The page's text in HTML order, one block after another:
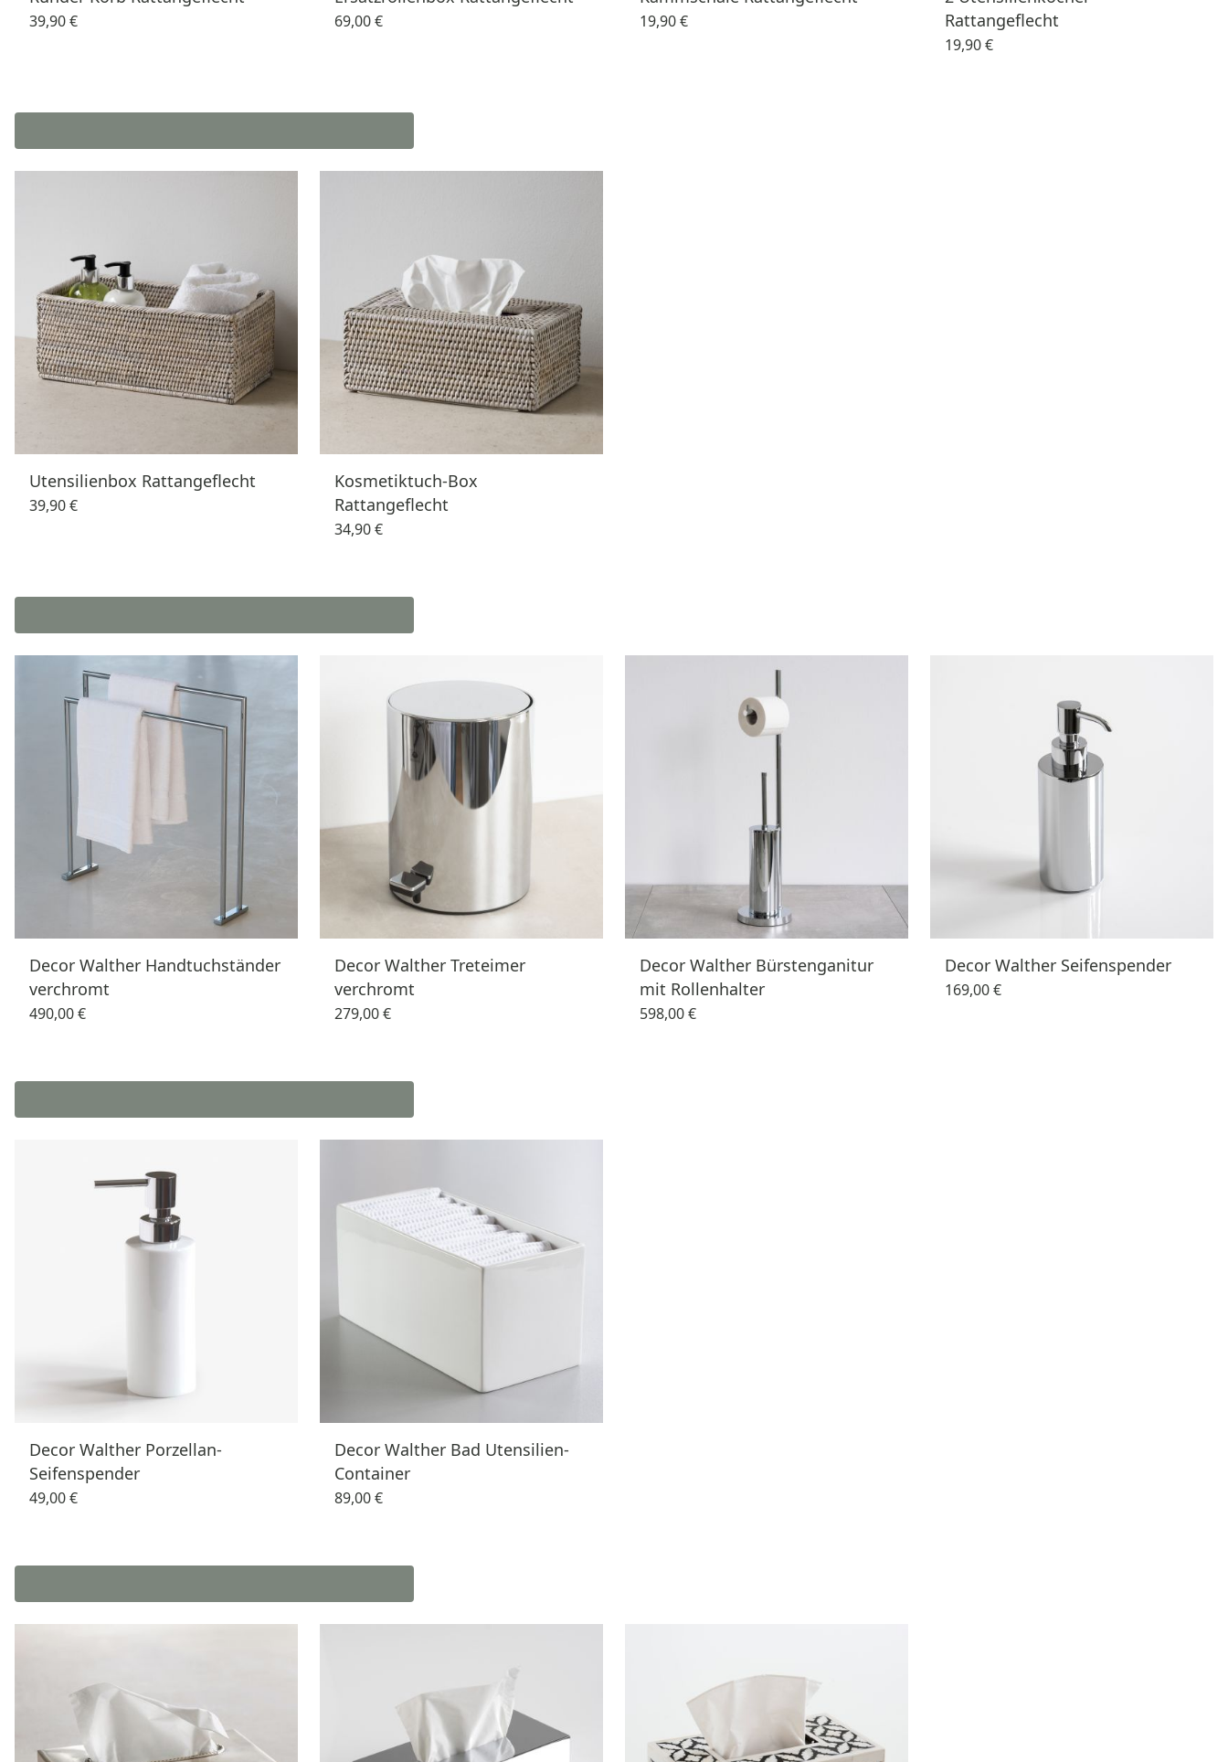
39,90 € 69,00 € 19,90 €
Rattangeflecht
19,90 €
Utensilienbox Rattangeflecht
39,90 €
Kosmetiktuch-Box
Rattangeflecht
34,90 €
Decor Walther Handtuchständer
verchromt
490,00 €
Decor Walther Treteimer
verchromt
279,00 €
Decor Walther Bürstenganitur
mit Rollenhalter
598,00 €
Decor Walther Seifenspender
169,00 €
Decor Walther Porzellan-
Seifenspender
49,00 €
Decor Walther Bad Utensilien-
Container
89,00 €